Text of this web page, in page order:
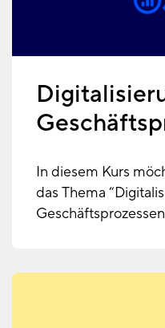
In diesem Kurs
das Thema